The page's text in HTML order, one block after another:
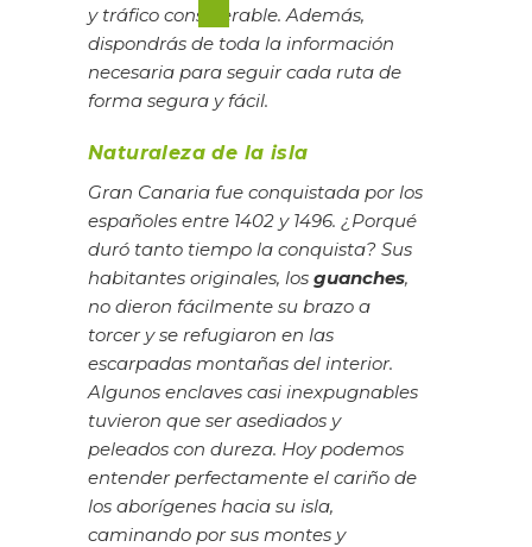
y tráfico considerable. Además,
dispondrás de toda la información
necesaria para seguir cada ruta de
forma segura y fácil.
Naturaleza de la isla
Gran Canaria fue conquistada por los
españoles entre 1402 y 1496. ¿Porqué
duró tanto tiempo la conquista? Sus
habitantes originales, los guanches,
no dieron fácilmente su brazo a
torcer y se refugiaron en las
escarpadas montañas del interior.
Algunos enclaves casi inexpugnables
tuvieron que ser asediados y
peleados con dureza. Hoy podemos
entender perfectamente el cariño de
los aborígenes hacia su isla,
caminando por sus montes y